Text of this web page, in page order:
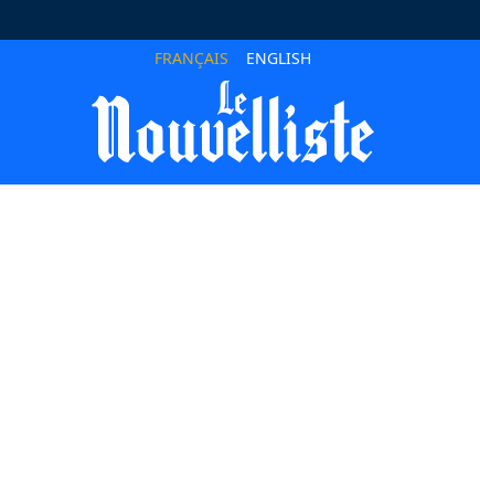
FRANÇAIS ENGLISH